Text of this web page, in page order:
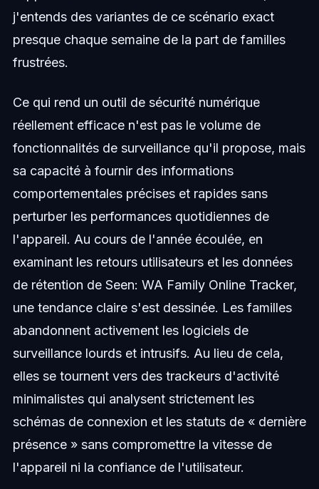
j'entends des variantes de ce scénario exact
presque chaque semaine de la part de familles
frustrées.
Ce qui rend un outil de sécurité numérique
réellement efficace n'est pas le volume de
fonctionnalités de surveillance qu'il propose, mais
sa capacité à fournir des informations
comportementales précises et rapides sans
perturber les performances quotidiennes de
l'appareil. Au cours de l'année écoulée, en
examinant les retours utilisateurs et les données
de rétention de Seen: WA Family Online Tracker,
une tendance claire s'est dessinée. Les familles
abandonnent activement les logiciels de
surveillance lourds et intrusifs. Au lieu de cela,
elles se tournent vers des trackeurs d'activité
minimalistes qui analysent strictement les
schémas de connexion et les statuts de « dernière
présence » sans compromettre la vitesse de
l'appareil ni la confiance de l'utilisateur.